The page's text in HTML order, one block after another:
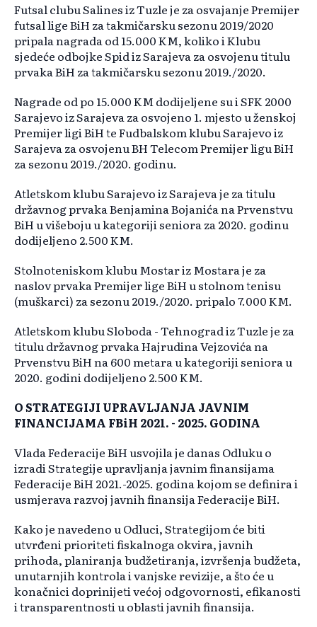
Futsal clubu Salines iz Tuzle je za osvajanje Premijer
futsal lige BiH za takmičarsku sezonu 2019/2020
pripala nagrada od 15.000 KM, koliko i Klubu
sjedeće odbojke Spid iz Sarajeva za osvojenu titulu
prvaka BiH za takmičarsku sezonu 2019./2020.
Nagrade od po 15.000 KM dodijeljene su i SFK 2000
Sarajevo iz Sarajeva za osvojeno 1. mjesto u ženskoj
Premijer ligi BiH te Fudbalskom klubu Sarajevo iz
Sarajeva za osvojenu BH Telecom Premijer ligu BiH
za sezonu 2019./2020. godinu.
Atletskom klubu Sarajevo iz Sarajeva je za titulu
državnog prvaka Benjamina Bojanića na Prvenstvu
BiH u višeboju u kategoriji seniora za 2020. godinu
dodijeljeno 2.500 KM.
Stolnoteniskom klubu Mostar iz Mostara je za
naslov prvaka Premijer lige BiH u stolnom tenisu
(muškarci) za sezonu 2019./2020. pripalo 7.000 KM.
Atletskom klubu Sloboda - Tehnograd iz Tuzle je za
titulu državnog prvaka Hajrudina Vejzovića na
Prvenstvu BiH na 600 metara u kategoriji seniora u
2020. godini dodijeljeno 2.500 KM.
O STRATEGIJI UPRAVLJANJA JAVNIM
FINANCIJAMA FBiH 2021. - 2025. GODINA
Vlada Federacije BiH usvojila je danas Odluku o
izradi Strategije upravljanja javnim finansijama
Federacije BiH 2021.-2025. godina kojom se definira i
usmjerava razvoj javnih finansija Federacije BiH.
Kako je navedeno u Odluci, Strategijom će biti
utvrđeni prioriteti fiskalnoga okvira, javnih
prihoda, planiranja budžetiranja, izvršenja budžeta,
unutarnjih kontrola i vanjske revizije, a što će u
konačnici doprinijeti većoj odgovornosti, efikanosti
i transparentnosti u oblasti javnih finansija.